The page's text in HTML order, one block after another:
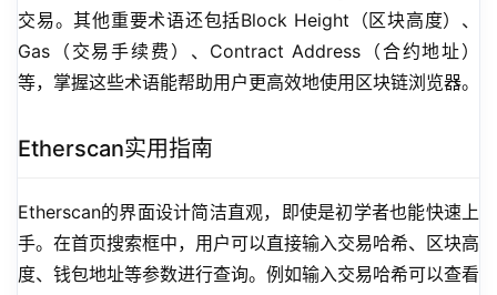
交易。其他重要术语还包括Block Height（区块高度）、
Gas（交易手续费）、Contract Address（合约地址）
等，掌握这些术语能帮助用户更高效地使用区块链浏览器。
Etherscan实用指南
Etherscan的界面设计简洁直观，即使是初学者也能快速上
手。在首页搜索框中，用户可以直接输入交易哈希、区块高
度、钱包地址等参数进行查询。例如输入交易哈希可以查看